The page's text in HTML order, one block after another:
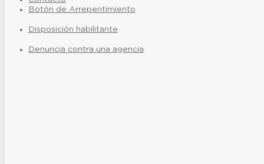
Botón de Arrepentimiento
Disposición habilitante
Denuncia contra una agencia